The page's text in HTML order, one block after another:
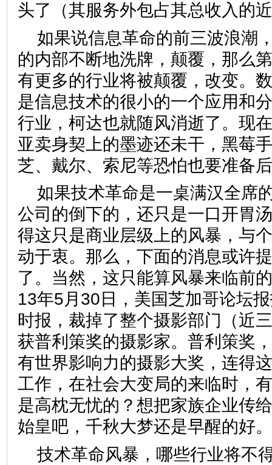
头了（其服务外包占其总收入的
如果说信息革命的前三波浪潮
的内部不断地洗牌，颠覆，那么
有更多的行业将被颠覆，改变。
是信息技术的很小的一个应用和
行业，柯达也就随风消逝了。现
亚卖身契上的墨迹还未干，黑莓
芝、戴尔、索尼等恐怕也要准备
如果技术革命是一桌满汉全席
公司的倒下的，还只是一口开胃
得这只是商业层级上的风暴，与
动于衷。那么，下面的消息或许
了。当然，这只能算风暴来临前
13年5月30日，美国芝加哥论坛
时报，裁掉了整个摄影部门（近
获普利策奖的摄影家。普利策奖
有世界影响力的摄影大奖，连得
工作，在社会大变局的来临时，
是高枕无忧的？想把家族企业传
始皇吧，千秋大梦还是早醒的好。
技术革命风暴，哪些行业将不